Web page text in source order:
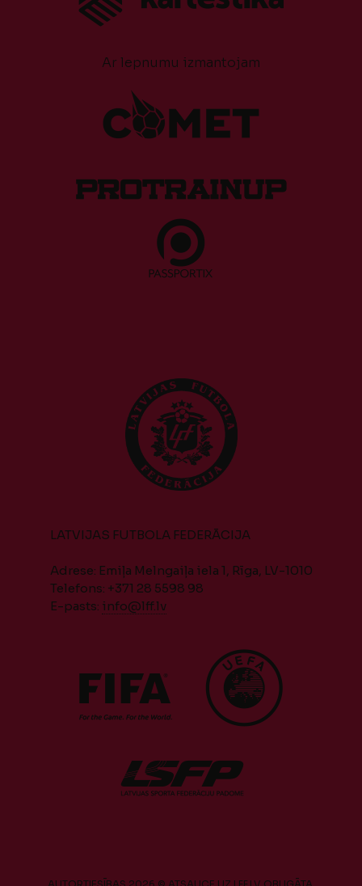
Ar lepnumu izmantojam
LATVIJAS FUTBOLA FEDERĀCIJA
Adrese: Emiļa Melngaiļa iela 1, Rīga, LV-1010
Telefons: +371 28 5598 98
E-pasts: info@lff.lv